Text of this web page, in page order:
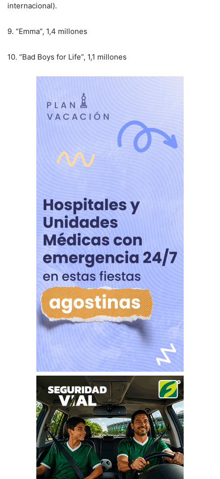
internacional).
9. “Emma”, 1,4 millones
10. “Bad Boys for Life”, 1,1 millones